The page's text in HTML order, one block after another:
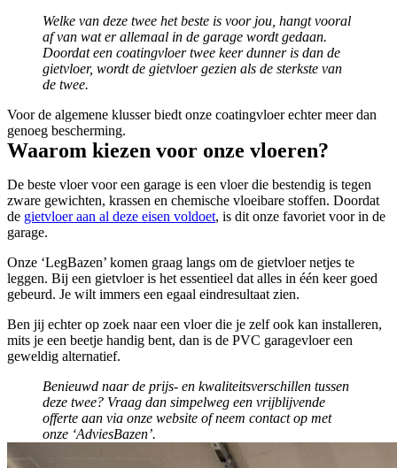
Welke van deze twee het beste is voor jou, hangt vooral
af van wat er allemaal in de garage wordt gedaan.
Doordat een coatingvloer twee keer dunner is dan de
gietvloer, wordt de gietvloer gezien als de sterkste van
de twee.
Voor de algemene klusser biedt onze coatingvloer echter meer dan
genoeg bescherming.
Waarom kiezen voor onze vloeren?
De beste vloer voor een garage is een vloer die bestendig is tegen
zware gewichten, krassen en chemische vloeibare stoffen. Doordat
de gietvloer aan al deze eisen voldoet, is dit onze favoriet voor in de
garage.
Onze ‘LegBazen’ komen graag langs om de gietvloer netjes te
leggen. Bij een gietvloer is het essentieel dat alles in één keer goed
gebeurd. Je wilt immers een egaal eindresultaat zien.
Ben jij echter op zoek naar een vloer die je zelf ook kan installeren,
mits je een beetje handig bent, dan is de PVC garagevloer een
geweldig alternatief.
Benieuwd naar de prijs- en kwaliteitsverschillen tussen
deze twee? Vraag dan simpelweg een vrijblijvende
offerte aan via onze website of neem contact op met
onze ‘AdviesBazen’.